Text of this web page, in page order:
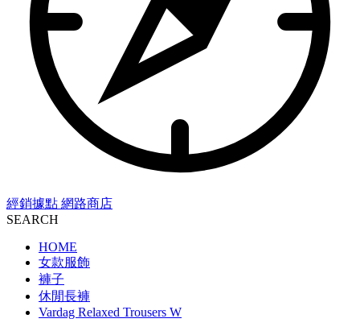
經銷據點 網路商店
SEARCH
HOME
女款服飾
褲子
休閒長褲
Vardag Relaxed Trousers W